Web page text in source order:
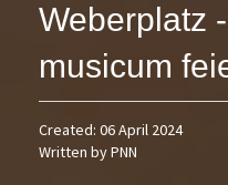
Weberplatz
musicum
Created: 06 April 2024
Written by PNN